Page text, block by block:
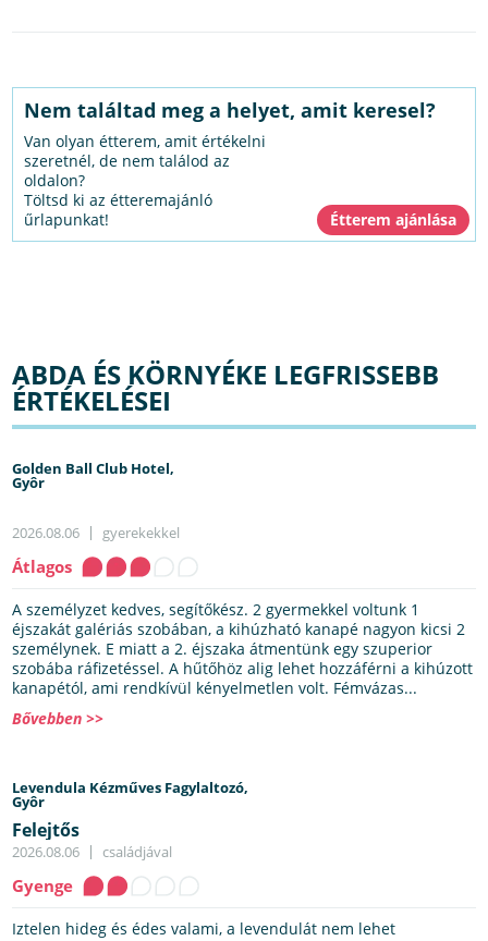
Nem találtad meg a helyet, amit keresel?
Van olyan étterem, amit értékelni
szeretnél, de nem találod az
oldalon?
Töltsd ki az étteremajánló
űrlapunkat!
ABDA ÉS KÖRNYÉKE LEGFRISSEBB
ÉRTÉKELÉSEI
Golden Ball Club Hotel,
Gyôr
2026.08.06 gyerekekkel
Átlagos
A személyzet kedves, segítőkész. 2 gyermekkel voltunk 1
éjszakát galériás szobában, a kihúzható kanapé nagyon kicsi 2
személynek. E miatt a 2. éjszaka átmentünk egy szuperior
szobába ráfizetéssel. A hűtőhöz alig lehet hozzáférni a kihúzott
kanapétól, ami rendkívül kényelmetlen volt. Fémvázas...
Bővebben >>
Levendula Kézműves Fagylaltozó,
Gyôr
Felejtős
2026.08.06 családjával
Gyenge
Iztelen hideg és édes valami, a levendulát nem lehet